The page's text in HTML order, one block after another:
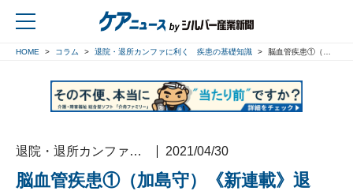
HOME コラム 退院・退所カンファに利く 疾患の基礎知識 脳血管疾患①（加島守）《新連載》退院・退所カンファに利く 疾患の基礎知識
退院・退所カンファに利く 疾患の基礎知識 2021/04/30
脳血管疾患①（加島守）《新連載》退